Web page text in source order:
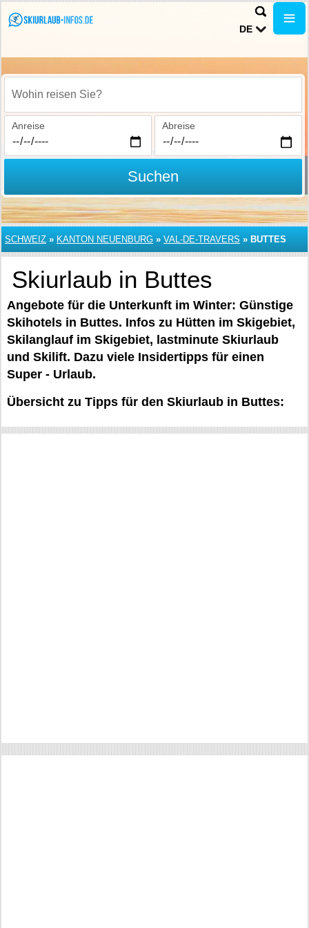
DE
Wohin reisen Sie?
Anreise Abreise
Suchen
SCHWEIZ » KANTON NEUENBURG » VAL-DE-TRAVERS » BUTTES
Skiurlaub in Buttes
Angebote für die Unterkunft im Winter: Günstige
Skihotels in Buttes. Infos zu Hütten im Skigebiet,
Skilanglauf im Skigebiet, lastminute Skiurlaub
und Skilift. Dazu viele Insidertipps für einen
Super - Urlaub.
Übersicht zu Tipps für den Skiurlaub in Buttes: